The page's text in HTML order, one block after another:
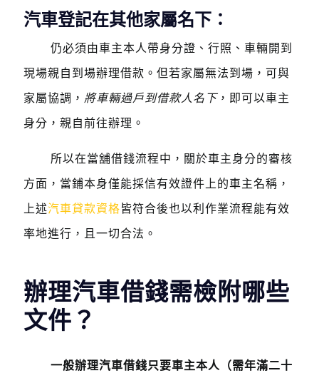
汽車登記在其他家屬名下：
仍必須由車主本人帶身分證、行照、車輛開到
現場親自到場辦理借款。但若家屬無法到場，可與
家屬協調， 將車輛過戶到借款人名下，即可以車主
身分，親自前往辦理。
所以在當舖借錢流程中，關於車主身分的審核
方面，當鋪本身僅能採信有效證件上的車主名稱，
上述汽車貸款資格皆符合後也以利作業流程能有效
率地進行，且一切合法。
辦理汽車借錢需檢附哪些
文件？
一般辦理汽車借錢只要車主本人（需年滿二十